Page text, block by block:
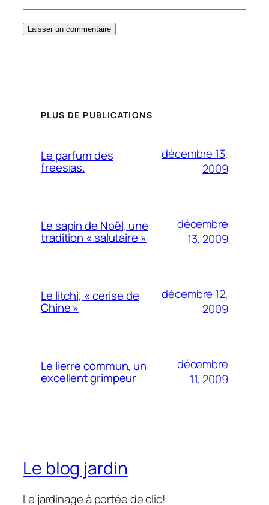
PLUS DE PUBLICATIONS
Le parfum des
freesias.
décembre 13,
2009
Le sapin de Noël, une
tradition « salutaire »
décembre
13, 2009
Le litchi, « cerise de
Chine »
décembre 12,
2009
Le lierre commun, un
excellent grimpeur
décembre
11, 2009
Le blog jardin
Le jardinage à portée de clic!